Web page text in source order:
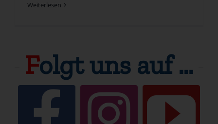
Weiterlesen
Folgt uns auf …